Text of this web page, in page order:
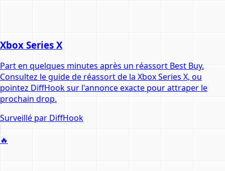
Xbox Series X
Part en quelques minutes après un réassort Best Buy.
Consultez le guide de réassort de la Xbox Series X, ou
pointez DiffHook sur l'annonce exacte pour attraper le
prochain drop.
Surveillé par DiffHook
🔥